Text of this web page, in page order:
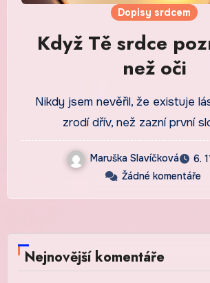
Dopisy srdcem
Když Tě srdce
než oči
Nikdy jsem nevěřil, že existuje
zrodí dřív, než zazní první
Maruška Slavíčková
6.
Žádné komentáře
Nejnovější komentáře